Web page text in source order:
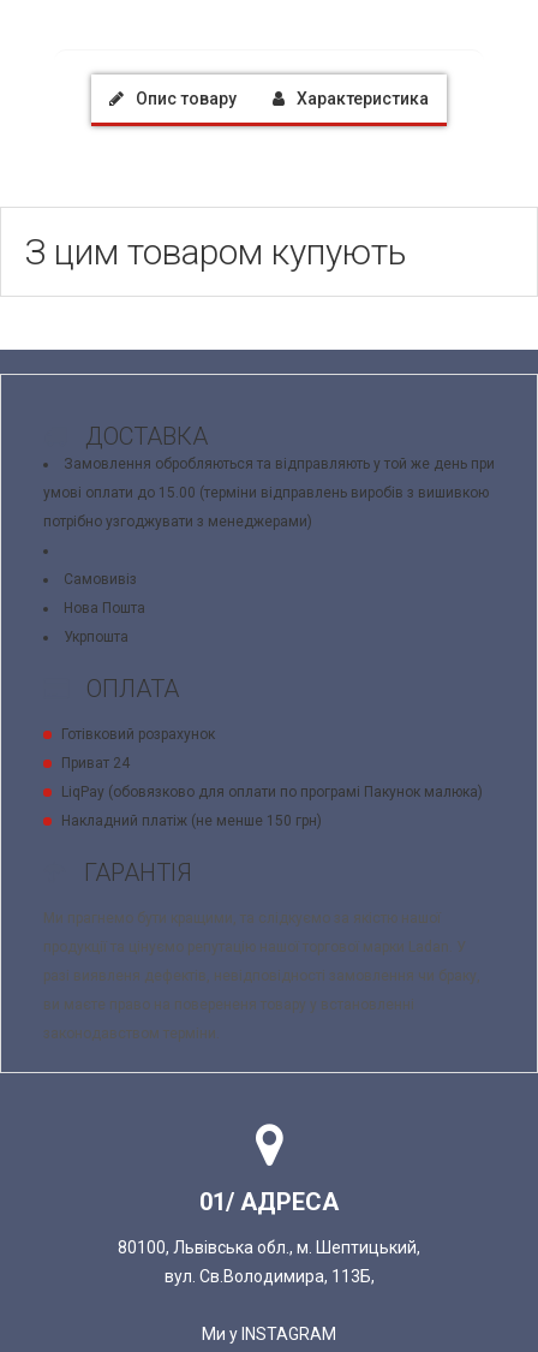
Опис товару Характеристика
З цим товаром купують
ДОСТАВКА
Замовлення обробляються та відправляють у той же день при
умові оплати до 15.00 (терміни відправлень виробів з вишивкою
потрібно узгоджувати з менеджерами)
Самовивіз
Нова Пошта
Укрпошта
ОПЛАТА
Готівковий розрахунок
Приват 24
LiqPay (обовязково для оплати по програмі Пакунок малюка)
Накладний платіж (не менше 150 грн)
ГАРАНТІЯ
Ми прагнемо бути кращими, та слідкуємо за якістю нашої
продукції та цінуємо репутацію нашої торгової марки Ladan. У
разі виявленя дефектів, невідповідності замовлення чи браку,
ви маєте право на поверененя товару у встановленні
законодавством терміни.
01/ АДРЕСА
80100, Львівська обл., м. Шептицький,
вул. Св.Володимира, 113Б,
Ми у INSTAGRAM